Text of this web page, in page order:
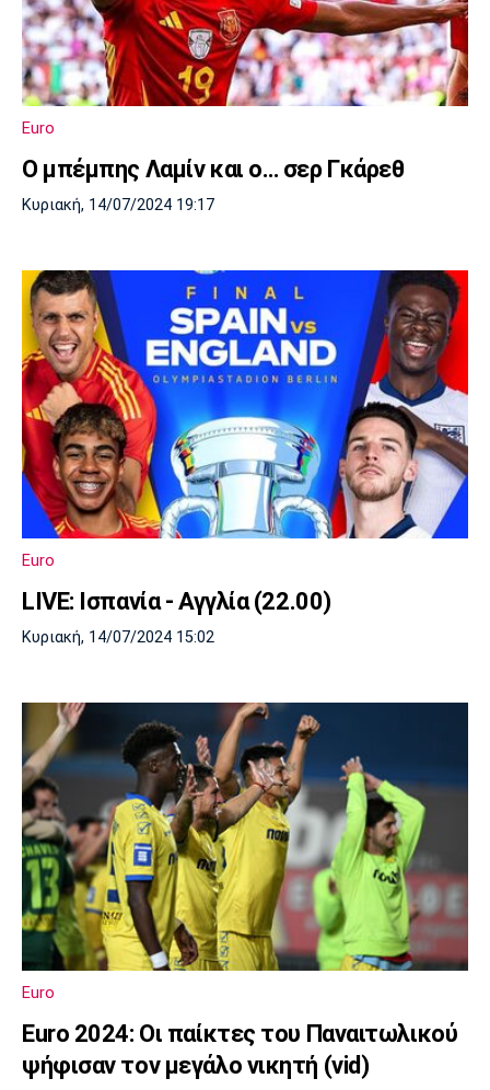
Euro
Ο μπέμπης Λαμίν και ο… σερ Γκάρεθ
Κυριακή, 14/07/2024 19:17
Euro
LIVE: Ισπανία - Αγγλία (22.00)
Κυριακή, 14/07/2024 15:02
Euro
Euro 2024: Οι παίκτες του Παναιτωλικού
ψήφισαν τον μεγάλο νικητή (vid)